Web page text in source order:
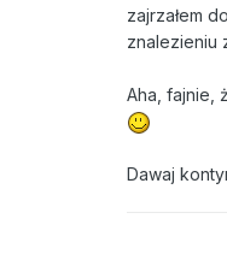
zajrzałem
znalezieniu
Aha, fajnie,
Dawaj